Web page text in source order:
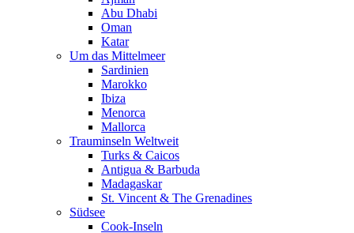
Abu Dhabi
Oman
Katar
Um das Mittelmeer
Sardinien
Marokko
Ibiza
Menorca
Mallorca
Trauminseln Weltweit
Turks & Caicos
Antigua & Barbuda
Madagaskar
St. Vincent & The Grenadines
Südsee
Cook-Inseln